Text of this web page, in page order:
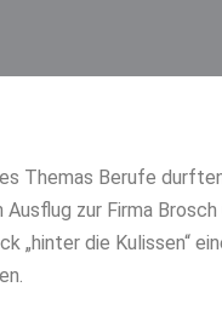
Themas Berufe
Ausflug zur Firma
„hinter die Kulissen“